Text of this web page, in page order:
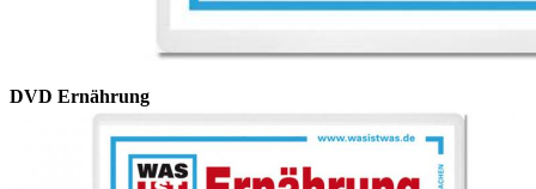
DVD Ernährung